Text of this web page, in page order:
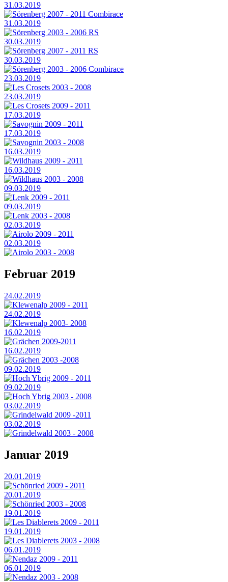
31.03.2019
Sörenberg 2007 - 2011 Combirace
31.03.2019
Sörenberg 2003 - 2006 RS
30.03.2019
Sörenberg 2007 - 2011 RS
30.03.2019
Sörenberg 2003 - 2006 Combirace
23.03.2019
Les Crosets 2003 - 2008
23.03.2019
Les Crosets 2009 - 2011
17.03.2019
Savognin 2009 - 2011
17.03.2019
Savognin 2003 - 2008
16.03.2019
Wildhaus 2009 - 2011
16.03.2019
Wildhaus 2003 - 2008
09.03.2019
Lenk 2009 - 2011
09.03.2019
Lenk 2003 - 2008
02.03.2019
Airolo 2009 - 2011
02.03.2019
Airolo 2003 - 2008
Februar 2019
24.02.2019
Klewenalp 2009 - 2011
24.02.2019
Klewenalp 2003- 2008
16.02.2019
Grächen 2009-2011
16.02.2019
Grächen 2003 -2008
09.02.2019
Hoch Ybrig 2009 - 2011
09.02.2019
Hoch Ybrig 2003 - 2008
03.02.2019
Grindelwald 2009 -2011
03.02.2019
Grindelwald 2003 - 2008
Januar 2019
20.01.2019
Schönried 2009 - 2011
20.01.2019
Schönried 2003 - 2008
19.01.2019
Les Diablerets 2009 - 2011
19.01.2019
Les Diablerets 2003 - 2008
06.01.2019
Nendaz 2009 - 2011
06.01.2019
Nendaz 2003 - 2008